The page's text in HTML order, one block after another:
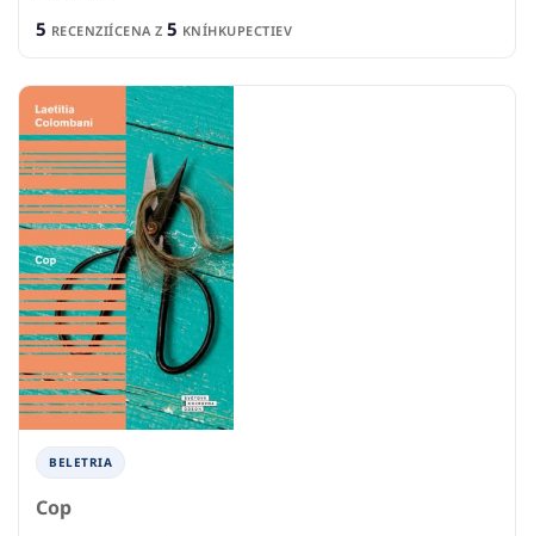
5 RECENZIÍCENA Z 5 KNÍHKUPECTIEV
BELETRIA
Cop